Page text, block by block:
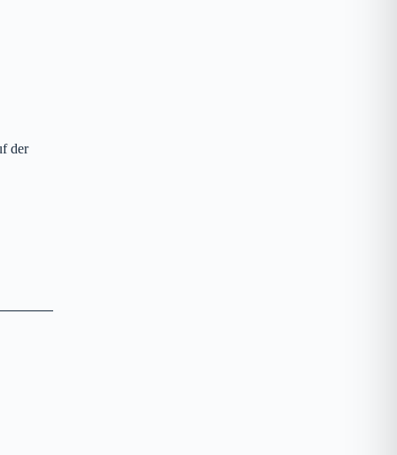
der